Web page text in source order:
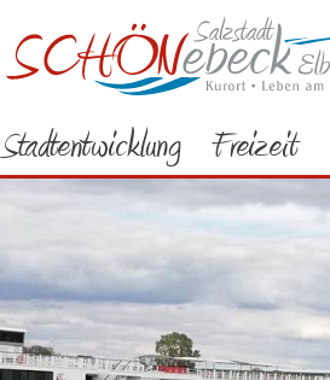
Stadtentwicklung Freizeit